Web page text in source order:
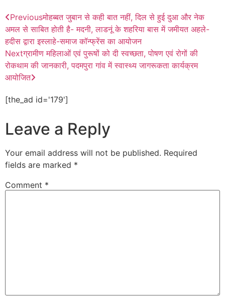
Previousमोहब्बत जुबान से कही बात नहीं, दिल से हुई दुआ और नेक
अमल से साबित होती है- मदनी, लाडनूं के शहरिया बास में जमीयत अहले-
हदीस द्वारा इस्लाहे-समाज कॉन्फ्रेंस का आयोजन
Nextग्रामीण महिलाओं एवं पुरूषों को दी स्वच्छता, पोषण एवं रोगों की
रोकथाम की जानकारी, पदमपुरा गांव में स्वास्थ्य जागरूकता कार्यक्रम
आयोजित
[the_ad id='179']
Leave a Reply
Your email address will not be published. Required
fields are marked *
Comment *